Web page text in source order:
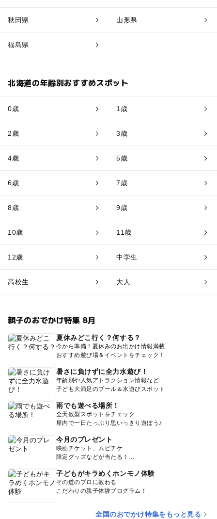
秋田県 山形県
福島県
北海道の年齢別おすすめスポット
0歳 1歳
2歳 3歳
4歳 5歳
6歳 7歳
8歳 9歳
10歳 11歳
12歳 中学生
高校生 大人
親子のおでかけ特集 8月
夏休みどこ行く？何する？
今から準備！夏休みのお出かけ情報満載
おすすめ遊び場＆イベントをチェック！
暑さに負けずに全力水遊び！
年齢別や人気アトラクション情報など
子ども大満足のプール＆水遊びスポット
雨でも遊べる場所！
全天候型スポットをチェック
屋内で一日たっぷり思いっきり遊ぼう♪
今月のプレゼント
映画チケット、ムビチケ
限定グッズなどが当たる！
子どもがキラめくホンモノ体験
その道のプロに教わる
こだわりの親子体験プログラム！
全国のおでかけ特集をもっと見る